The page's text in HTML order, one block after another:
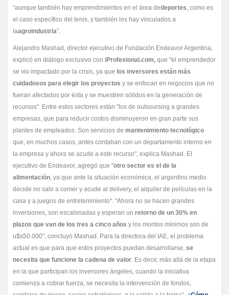
“aunque también hay emprendimientos en el área dedeportes, como es
el caso específico del tenis, y también los hay vinculados a
laagroindustria”.
Alejandro Mashad, director ejecutivo de Fundación Endeavor Argentina,
explicó en diálogo exclusivo con iProfesional.com, que "el emprendedor
se vio impactado por la crisis, ya que los inversores están más
cuidadosos para elegir los proyectos y se enfocan en negocios que no
fueran afectados por ésta y se muestren sólidos en la generación de
recursos". Entre estos sectores están "los de outsoursing a grandes
empresas, que para reducir costos disminuyeron en gran parte sus
plantes de empleados. Son servicios de mantenimiento tecnológico
que, en muchos casos, antes contaban con un departamento interno en
la empresa y ahora se acude a este recurso", explica Mashad. El
ejecutivo de Endeavor, agregó que "otro sector es el de la
alimentación, ya que ante la situación económica, el argentino medio
decide no salir a comer y acude al delivery, el alquiler de películas en la
casa y a juegos de entretenimiento". "Ahora no se hacen grandes
inversiones, son escalonadas y esperan un retorno de un 30% en
plazos que van de los tres a cinco años y los montos mínimos son de
u$s50.000", concluyó Mashad. Para la directora del IAE, el problema
actual es que para que estos proyectos puedan desarrollarse, se
necesita que funcione la cadena de valor. Es decir, más allá de la etapa
en la que participan los inversores ángeles, cuando la iniciativa
comienza a cobrar fuerza, se necesita la intervención de fondos,